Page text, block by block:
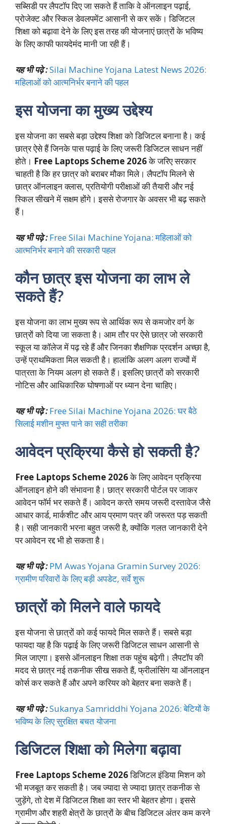
सब्सिडी पर लैपटॉप दिए जा सकते हैं ताकि वे ऑनलाइन पढ़ाई,
प्रोजेक्ट और स्किल डेवलपमेंट आसानी से कर सकें। डिजिटल
शिक्षा को बढ़ावा देने के लिए इस तरह की योजनाएं छात्रों के भविष्य
के लिए काफी फायदेमंद मानी जा रही हैं।
यह भी पढ़े :Silai Machine Yojana Latest News 2026:
महिलाओं को आत्मनिर्भर बनाने की पहल
इस योजना का मुख्य उद्देश्य
इस योजना का सबसे बड़ा उद्देश्य शिक्षा को डिजिटल बनाना है। कई
छात्र ऐसे हैं जिनके पास पढ़ाई के लिए जरूरी डिजिटल साधन नहीं
होते। Free Laptops Scheme 2026के जरिए सरकार
चाहती है कि हर छात्र को बराबर मौका मिले। लैपटॉप मिलने से
छात्र ऑनलाइन क्लास, प्रतियोगी परीक्षाओं की तैयारी और नई
स्किल सीखने में सक्षम होंगे। इससे रोजगार के अवसर भी बढ़ सकते
हैं।
यह भी पढ़े : Free Silai Machine Yojana: महिलाओं को
आत्मनिर्भर बनाने की सरकारी पहल
कौन छात्र इस योजना का लाभ ले
सकते हैं?
इस योजना का लाभ मुख्य रूप से आर्थिक रूप से कमजोर वर्ग के
छात्रों को दिया जा सकता है। आम तौर पर ऐसे छात्र जो सरकारी
स्कूल या कॉलेज में पढ़ रहे हैं और जिनका शैक्षणिक प्रदर्शन अच्छा है,
उन्हें प्राथमिकता मिल सकती है। हालांकि अलग अलग राज्यों में
पात्रता के नियम अलग हो सकते हैं। इसलिए छात्रों को सरकारी
नोटिस और आधिकारिक घोषणाओं पर ध्यान देना चाहिए।
यह भी पढ़े :Free Silai Machine Yojana 2026: घर बैठे
सिलाई मशीन मुफ्त पाने का सही तरीका
आवेदन प्रक्रिया कैसे हो सकती है?
Free Laptops Scheme 2026के लिए आवेदन प्रक्रिया
ऑनलाइन होने की संभावना है। छात्र सरकारी पोर्टल पर जाकर
आवेदन फॉर्म भर सकते हैं। आवेदन करते समय जरूरी दस्तावेज जैसे
आधार कार्ड, मार्कशीट और आय प्रमाण पत्र की जरूरत पड़ सकती
है। सही जानकारी भरना बहुत जरूरी है, क्योंकि गलत जानकारी देने
पर आवेदन रद्द भी हो सकता है।
यह भी पढ़े : PM Awas Yojana Gramin Survey 2026:
ग्रामीण परिवारों के लिए बड़ी अपडेट, सर्वे शुरू
छात्रों को मिलने वाले फायदे
इस योजना से छात्रों को कई फायदे मिल सकते हैं। सबसे बड़ा
फायदा यह है कि पढ़ाई के लिए जरूरी डिजिटल साधन आसानी से
मिल जाएगा। इससे ऑनलाइन शिक्षा तक पहुंच बढ़ेगी। लैपटॉप की
मदद से छात्र नई तकनीक सीख सकते हैं, फ्रीलांसिंग या ऑनलाइन
कोर्स कर सकते हैं और अपने करियर को बेहतर बना सकते हैं।
यह भी पढ़े :Sukanya Samriddhi Yojana 2026: बेटियों के
भविष्य के लिए सुरक्षित बचत योजना
डिजिटल शिक्षा को मिलेगा बढ़ावा
Free Laptops Scheme 2026डिजिटल इंडिया मिशन को
भी मजबूत कर सकती है। जब ज्यादा से ज्यादा छात्र तकनीक से
जुड़ेंगे, तो देश में डिजिटल शिक्षा का स्तर भी बेहतर होगा। इससे
ग्रामीण और शहरी क्षेत्रों के छात्रों के बीच डिजिटल अंतर कम करने